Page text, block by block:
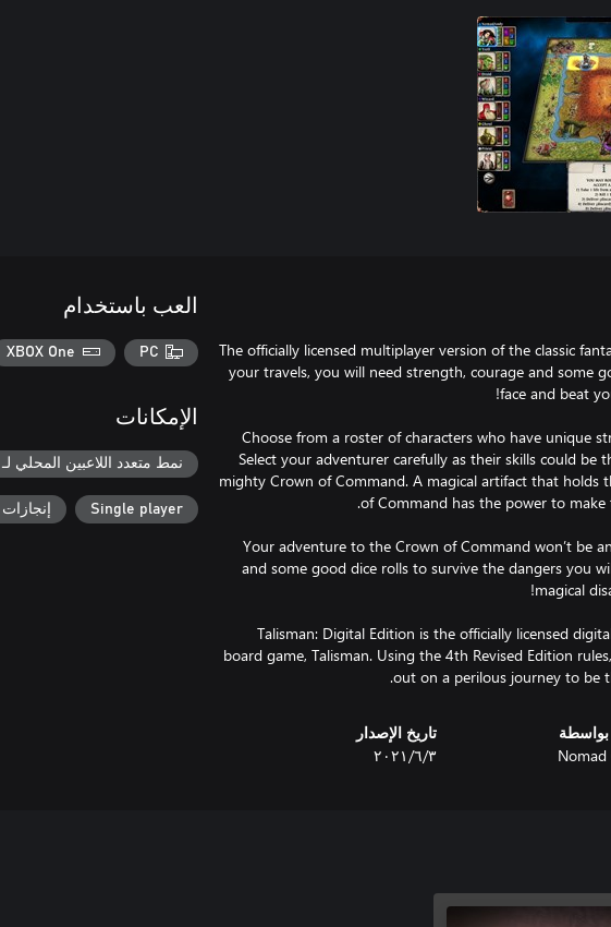
The officially licensed multiplayer version of the classic
your travels, you will need strength, courage and some
Choose from a roster of characters who have unique
Select your adventurer carefully as their skills could
mighty Crown of Command. A magical artifact that holds
Your adventure to the Crown of Command won’t be
and some good dice rolls to survive the dangers you
Talisman: Digital Edition is the officially licensed
board game, Talisman. Using the 4th Revised Edition
out on a perilous journey to be
Nomad
تاريخ الإصدار
٣‏/٦‏/٢٠٢١
العب باستخدام
PC
XBOX One
الإمكانات
نمط متعدد اللاعبين المحلي لـ Xbox (2-6)
Single player إنجازات Xbox